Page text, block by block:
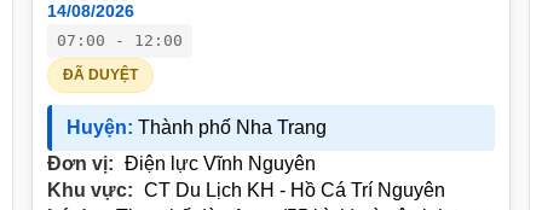
14/08/2026
07:00 - 12:00
ĐÃ DUYỆT
Huyện: Thành phố Nha Trang
Đơn vị: Điện lực Vĩnh Nguyên
Khu vực: CT Du Lịch KH - Hồ Cá Trí Nguyên